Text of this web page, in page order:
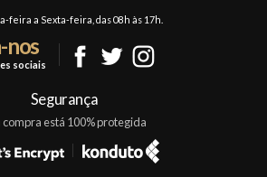
feira a Sexta-feira, das 08h às 17h.
nos
sociais
Segurança
compra está 100% protegida